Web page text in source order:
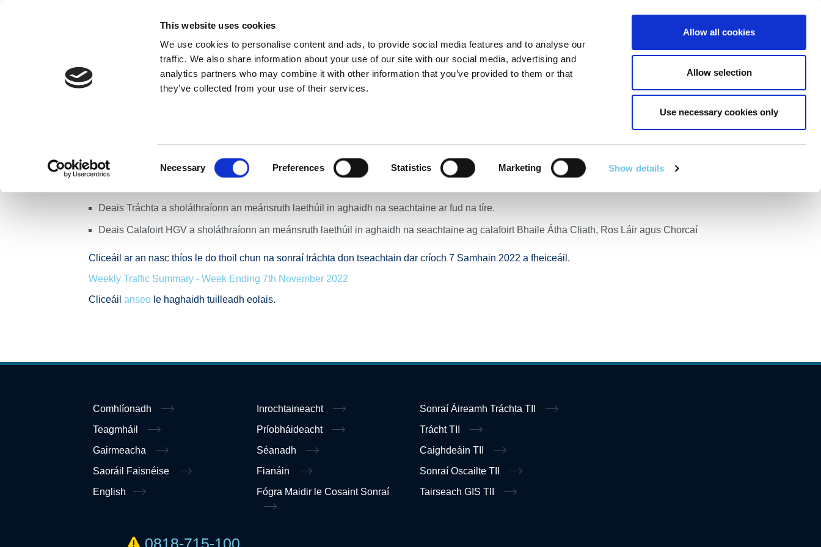
This website uses cookies
We use cookies to personalise content and ads, to provide social media features and to analyse our
traffic. We also share information about your use of our site with our social media, advertising and
analytics partners who may combine it with other information that you’ve provided to them or that
they’ve collected from your use of their services.
Necessary Preferences Statistics Marketing Show details
Allow all cookies
Allow selection
Use necessary cookies only
Linkedin
Twitter
MAIDIR LINNE NUACHT BÓITHRE & DOLA TAISTEAL GNÍOMHACH IOMPAR POIBLÍ SEIRBHÍSÍ EILE
Baile Preaseisiúintí Achoimre ar Thrácht Seachtainiúil Ar Fud Ghréasán Náisiúnta Bóithre BIÉ – Seachtain dar Críoch 7 Samhain
Achoimre ar Thrácht Seachtainiúil Ar Fud Ghréasán
Náisiúnta Bóithre BIÉ – Seachtain dar Críoch 7 Samhain
Deais Tráchta a sholáthraíonn an meánsruth laethúil in aghaidh na seachtaine ar fud na tíre.
Deais Calafoirt HGV a sholáthraíonn an meánsruth laethúil in aghaidh na seachtaine ag calafoirt Bhaile Átha Cliath, Ros Láir agus Chorcaí
Cliceáil ar an nasc thíos le do thoil chun na sonraí tráchta don tseachtain dar críoch 7 Samhain 2022 a fheiceáil.
Weekly Traffic Summary - Week Ending 7th November 2022
Cliceáil anseo le haghaidh tuilleadh eolais.
Comhlíonadh
Teagmháil
Gairmeacha
Saoráil Faisnéise
English
Inrochtaineacht
Príobháideacht
Séanadh
Fianáin
Fógra Maidir le Cosaint Sonraí
Sonraí Áireamh Tráchta TII
Trácht TII
Caighdeáin TII
Sonraí Oscailte TII
Tairseach GIS TII
0818-715-100